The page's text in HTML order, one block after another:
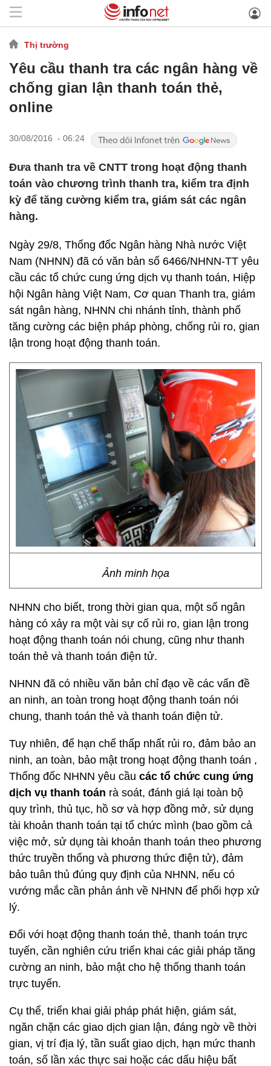
Thị trường
Yêu cầu thanh tra các ngân hàng về
chống gian lận thanh toán thẻ,
online
30/08/2016 - 06:24
Đưa thanh tra về CNTT trong hoạt động thanh
toán vào chương trình thanh tra, kiểm tra định
kỳ để tăng cường kiểm tra, giám sát các ngân
hàng.
Ngày 29/8, Thống đốc Ngân hàng Nhà nước Việt
Nam (NHNN) đã có văn bản số 6466/NHNN-TT yêu
cầu các tổ chức cung ứng dịch vụ thanh toán, Hiệp
hội Ngân hàng Việt Nam, Cơ quan Thanh tra, giám
sát ngân hàng, NHNN chi nhánh tỉnh, thành phố
tăng cường các biện pháp phòng, chống rủi ro, gian
lận trong hoạt động thanh toán.
Ảnh minh họa
NHNN cho biết, trong thời gian qua, một số ngân
hàng có xảy ra một vài sự cố rủi ro, gian lận trong
hoạt động thanh toán nói chung, cũng như thanh
toán thẻ và thanh toán điện tử.
NHNN đã có nhiều văn bản chỉ đạo về các vấn đề
an ninh, an toàn trong hoạt động thanh toán nói
chung, thanh toán thẻ và thanh toán điện tử.
Tuy nhiên, để hạn chế thấp nhất rủi ro, đảm bảo an
ninh, an toàn, bảo mật trong hoạt động thanh toán ,
Thống đốc NHNN yêu cầu các tổ chức cung ứng
dịch vụ thanh toán rà soát, đánh giá lại toàn bộ
quy trình, thủ tục, hồ sơ và hợp đồng mở, sử dụng
tài khoản thanh toán tại tổ chức mình (bao gồm cả
việc mở, sử dụng tài khoản thanh toán theo phương
thức truyền thống và phương thức điện tử), đảm
bảo tuân thủ đúng quy định của NHNN, nếu có
vướng mắc cần phản ánh về NHNN để phối hợp xử
lý.
Đối với hoạt động thanh toán thẻ, thanh toán trực
tuyến, cần nghiên cứu triển khai các giải pháp tăng
cường an ninh, bảo mật cho hệ thống thanh toán
trực tuyến.
Cụ thể, triển khai giải pháp phát hiện, giám sát,
ngăn chặn các giao dịch gian lận, đáng ngờ về thời
gian, vị trí địa lý, tần suất giao dịch, hạn mức thanh
toán, số lần xác thực sai hoặc các dấu hiệu bất